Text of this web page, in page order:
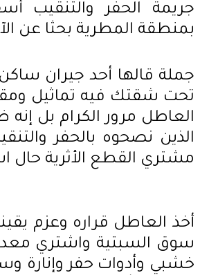
جريمة الحفر والتنقيب
بمنطقة المطرية بحثا عن
جملة قالها أحد جيران
تحت شقتك فيه تماثيل
العاطل مرور الكرام بل
الذين نصحوه بالحفر
مشتري القطع الأثرية حال
أخذ العاطل قراره وعزم
سوق السبتية واشتري
خشبي وأدوات حفر وإنارة